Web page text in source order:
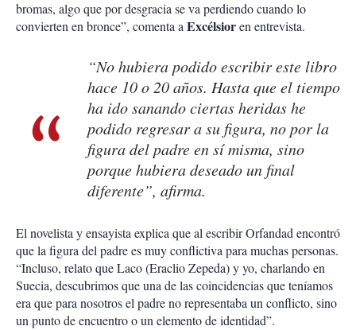
bromas, algo que por desgracia se va perdiendo cuando lo
convierten en bronce”, comenta aExcélsioren entrevista.
“No hubiera podido escribir este libro
hace 10 o 20 años. Hasta que el tiempo
ha ido sanando ciertas heridas he
podido regresar a su figura, no por la
figura del padre en sí misma, sino
porque hubiera deseado un final
diferente”, afirma.
El novelista y ensayista explica que al escribir Orfandad encontró
que la figura del padre es muy conflictiva para muchas personas.
“Incluso, relato que Laco (Eraclio Zepeda) y yo, charlando en
Suecia, descubrimos que una de las coincidencias que teníamos
era que para nosotros el padre no representaba un conflicto, sino
un punto de encuentro o un elemento de identidad”.